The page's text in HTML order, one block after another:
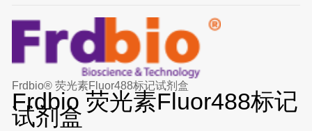
Frdbio® 荧光素Fluor488标记试剂盒
Frdbio 荧光素Fluor488标记
试剂盒